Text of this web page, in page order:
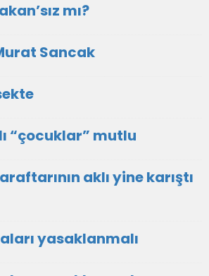
mı?
Sancak
“çocuklar” mutlu
aklı yine karıştı
yasaklanmalı